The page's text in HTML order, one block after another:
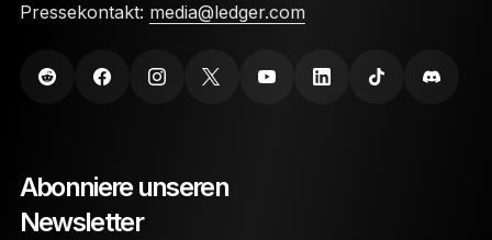
Pressekontakt: media@ledger.com
Abonniere unseren
Newsletter